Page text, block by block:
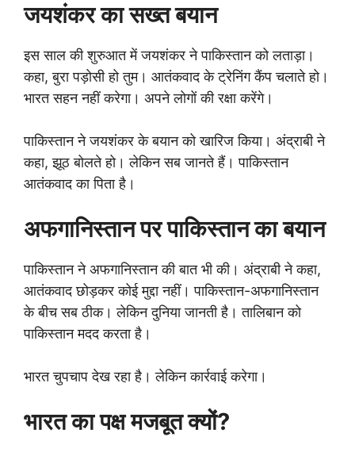
जयशंकर का सख्त बयान
इस साल की शुरुआत में जयशंकर ने पाकिस्तान को लताड़ा।
कहा, बुरा पड़ोसी हो तुम। आतंकवाद के ट्रेनिंग कैंप चलाते हो।
भारत सहन नहीं करेगा। अपने लोगों की रक्षा करेंगे।
पाकिस्तान ने जयशंकर के बयान को खारिज किया। अंद्राबी ने
कहा, झूठ बोलते हो। लेकिन सब जानते हैं। पाकिस्तान
आतंकवाद का पिता है।
अफगानिस्तान पर पाकिस्तान का बयान
पाकिस्तान ने अफगानिस्तान की बात भी की। अंद्राबी ने कहा,
आतंकवाद छोड़कर कोई मुद्दा नहीं। पाकिस्तान-अफगानिस्तान
के बीच सब ठीक। लेकिन दुनिया जानती है। तालिबान को
पाकिस्तान मदद करता है।
भारत चुपचाप देख रहा है। लेकिन कार्रवाई करेगा।
भारत का पक्ष मजबूत क्यों?